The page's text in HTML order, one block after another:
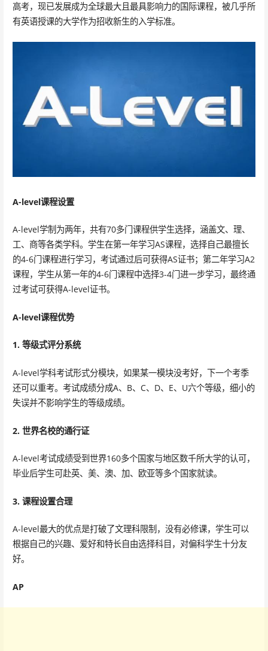
高考，现已发展成为全球最大且最具影响力的国际课程，被几乎所
有英语授课的大学作为招收新生的入学标准。
A-level课程设置
A-level学制为两年，共有70多门课程供学生选择，涵盖文、理、
工、商等各类学科。学生在第一年学习AS课程，选择自己最擅长
的4-6门课程进行学习，考试通过后可获得AS证书；第二年学习A2
课程，学生从第一年的4-6门课程中选择3-4门进一步学习，最终通
过考试可获得A-level证书。
A-level课程优势
1. 等级式评分系统
A-level学科考试形式分模块，如果某一模块没考好，下一个考季
还可以重考。考试成绩分成A、B、C、D、E、U六个等级，细小的
失误并不影响学生的等级成绩。
2. 世界名校的通行证
A-level考试成绩受到世界160多个国家与地区数千所大学的认可，
毕业后学生可赴英、美、澳、加、欧亚等多个国家就读。
3. 课程设置合理
A-level最大的优点是打破了文理科限制，没有必修课，学生可以
根据自己的兴趣、爱好和特长自由选择科目，对偏科学生十分友
好。
AP